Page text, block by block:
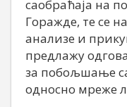
саобраћаја на
Горажде, те се
анализе и
предлажу
за побољшање
односно мреже